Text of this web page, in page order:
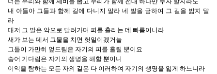
내 아들아 그들과 함께 길에 다니지 말라 네 발을 금하여 그 길을 밟지 말
라
대저 그 발은 악으로 달려가며 피를 흘리는 데 빠름이니라
새가 보는 데서 그물을 치면 헛일이겠거늘
그들이 가만히 엎드림은 자기의 피를 흘릴 뿐이요
숨어 기다림은 자기의 생명을 해할 뿐이니
이익을 탐하는 모든 자의 길은 다 이러하여 자기의 생명을 잃게 하느니라